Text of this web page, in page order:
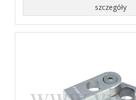
szczegóły